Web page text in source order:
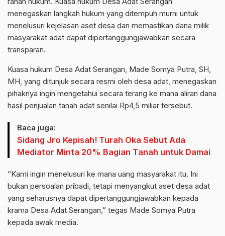
menegaskan langkah hukum yang ditempuh murni untuk
menelusuri kejelasan aset desa dan memastikan dana milik
masyarakat adat dapat dipertanggungjawabkan secara
transparan.
Kuasa hukum Desa Adat Serangan, Made Somya Putra, SH,
MH, yang ditunjuk secara resmi oleh desa adat, menegaskan
pihaknya ingin mengetahui secara terang ke mana aliran dana
hasil penjualan tanah adat senilai Rp4,5 miliar tersebut.
Baca juga:
Sidang Jro Kepisah! Turah Oka Sebut Ada
Mediator Minta 20% Bagian Tanah untuk Damai
“Kami ingin menelusuri ke mana uang masyarakat itu. Ini
bukan persoalan pribadi, tetapi menyangkut aset desa adat
yang seharusnya dapat dipertanggungjawabkan kepada
krama Desa Adat Serangan,” tegas Made Somya Putra
kepada awak media.